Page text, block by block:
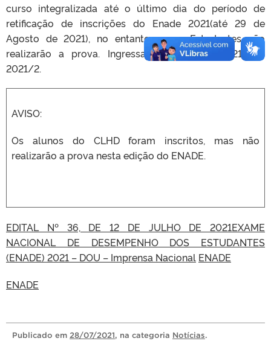
curso integralizada até o último dia do período de
retificação de inscrições do Enade 2021(até 29 de
Agosto de 2021), no entanto, esses Estudantes não
realizarão a prova. Ingressantes 2020/2*, 2021/1 e
2021/2.
AVISO:
Os alunos do CLHD foram inscritos, mas não
realizarão a prova nesta edição do ENADE.
EDITAL Nº 36, DE 12 DE JULHO DE 2021EXAME
NACIONAL DE DESEMPENHO DOS ESTUDANTES
(ENADE) 2021 – DOU – Imprensa Nacional ENADE
ENADE
Publicado em 28/07/2021, na categoria Notícias.